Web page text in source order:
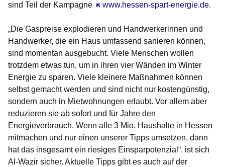
sind Teil der Kampagne
www.hessen-spart-energie.de
Öffnet sich in einem neuen Fenster
.
„Die Gaspreise explodieren und Handwerkerinnen und
Handwerker, die ein Haus umfassend sanieren können,
sind momentan ausgebucht. Viele Menschen wollen
trotzdem etwas tun, um in ihren vier Wänden im Winter
Energie zu sparen. Viele kleinere Maßnahmen können
selbst gemacht werden und sind nicht nur kostengünstig,
sondern auch in Mietwohnungen erlaubt. Vor allem aber
reduzieren sie ab sofort und für Jahre den
Energieverbrauch. Wenn alle 3 Mio. Haushalte in Hessen
mitmachen und nur einen unserer Tipps umsetzen, dann
hat das insgesamt ein riesiges Einsparpotenzial“, ist sich
Al-Wazir sicher. Aktuelle Tipps gibt es auch auf der